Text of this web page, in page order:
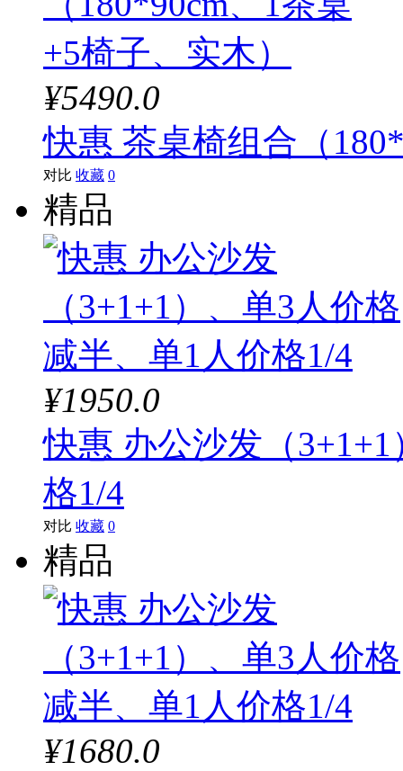
¥5490.0
快惠 茶桌椅组合（
对比 收藏 0
精品
¥1950.0
快惠 办公沙发（
格1/4
对比 收藏 0
精品
¥1680.0